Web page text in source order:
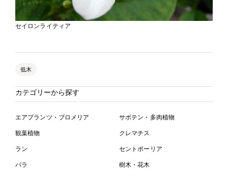
セイロンライティア
低木
カテゴリーから探す
エアプランツ・ブロメリア サボテン・多肉植物
観葉植物 クレマチス
ラン セントポーリア
バラ 樹木・花木